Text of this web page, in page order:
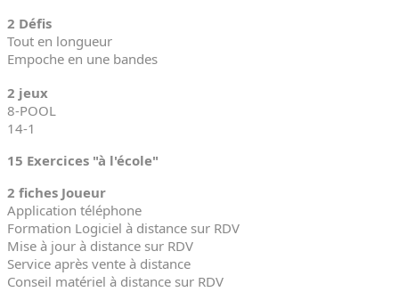
2 Défis
Tout en longueur
Empoche en une bandes
2 jeux
8-POOL
14-1
15 Exercices "à l'école"
2 fiches Joueur
Application téléphone
Formation Logiciel à distance sur RDV
Mise à jour à distance sur RDV
Service après vente à distance
Conseil matériel à distance sur RDV